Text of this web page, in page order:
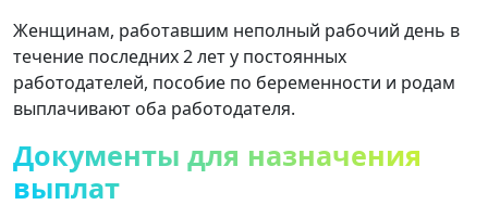
Женщинам, работавшим неполный рабочий день в
течение последних 2 лет у постоянных
работодателей, пособие по беременности и родам
выплачивают оба работодателя.
Документы для назначения
выплат